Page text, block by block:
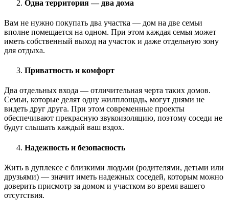
Одна территория — два дома
Вам не нужно покупать два участка — дом на две семьи
вполне помещается на одном. При этом каждая семья может
иметь собственный выход на участок и даже отдельную зону
для отдыха.
Приватность и комфорт
Два отдельных входа — отличительная черта таких домов.
Семьи, которые делят одну жилплощадь, могут днями не
видеть друг друга. При этом современные проекты
обеспечивают прекрасную звукоизоляцию, поэтому соседи не
будут слышать каждый ваш вздох.
Надежность и безопасность
Жить в дуплексе с близкими людьми (родителями, детьми или
друзьями) — значит иметь надежных соседей, которым можно
доверить присмотр за домом и участком во время вашего
отсутствия.